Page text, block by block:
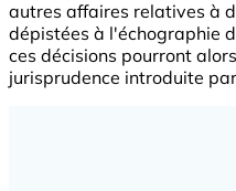
autres affaires relatives à
dépistées à l'échographie
ces décisions pourront
jurisprudence introduite